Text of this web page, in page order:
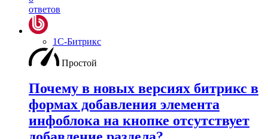
ответов
1С-Битрикс
Простой
Почему в новых версиях битрикс в
формах добавления элемента
инфоблока на кнопке отсутствует